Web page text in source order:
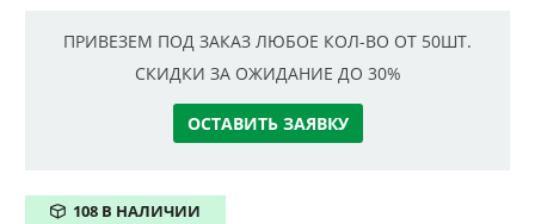
ПРИВЕЗЕМ ПОД ЗАКАЗ ЛЮБОЕ КОЛ-ВО ОТ 50ШТ.
СКИДКИ ЗА ОЖИДАНИЕ ДО 30%
ОСТАВИТЬ ЗАЯВКУ
108 В НАЛИЧИИ